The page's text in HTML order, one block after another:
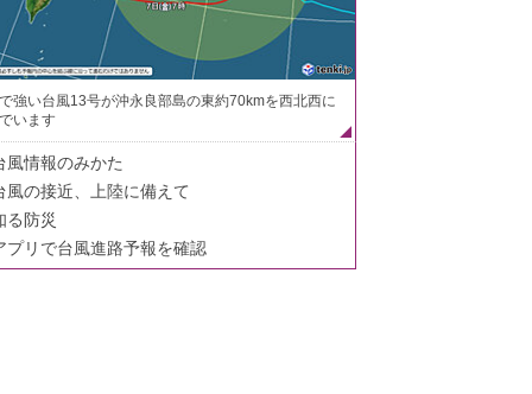
強い台風13号が沖永良部島の東約70kmを西北西に
います
風情報のみかた
風の接近、上陸に備えて
る防災
プリで台風進路予報を確認